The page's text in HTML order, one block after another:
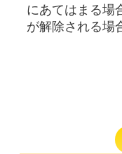
にあてはまる場
が解除される場